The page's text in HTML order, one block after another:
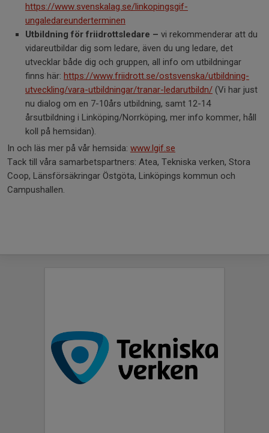
https://www.svenskalag.se/linkopingsgif-
ungaledareunderterminen
Utbildning för friidrottsledare – vi rekommenderar att du
vidareutbildar dig som ledare, även du ung ledare, det
utvecklar både dig och gruppen, all info om utbildningar
finns här: https://www.friidrott.se/ostsvenska/utbildning-
utveckling/vara-utbildningar/tranar-ledarutbildn/ (Vi har just
nu dialog om en 7-10års utbildning, samt 12-14
årsutbildning i Linköping/Norrköping, mer info kommer, håll
koll på hemsidan).
In och läs mer på vår hemsida: www.lgif.se
Tack till våra samarbetspartners: Atea, Tekniska verken, Stora
Coop, Länsförsäkringar Östgöta, Linköpings kommun och
Campushallen.